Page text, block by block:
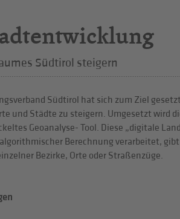
Südtirol steigern
Südtirol hat sich zum Ziel
und Städte zu steigern. Umgesetzt wird
Geoanalyse- Tool. Diese „digitale
Berechnung verarbeitet,
Bezirke, Orte oder Straßenzüge.